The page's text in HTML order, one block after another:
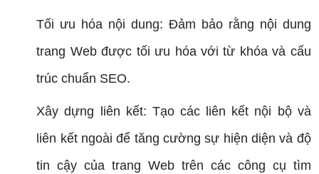
Tối ưu hóa nội dung: Đảm bảo rằng nội dung
trang Web được tối ưu hóa với từ khóa và cấu
trúc chuẩn SEO.
Xây dựng liên kết: Tạo các liên kết nội bộ và
liên kết ngoài để tăng cường sự hiện diện và độ
tin cậy của trang Web trên các công cụ tìm